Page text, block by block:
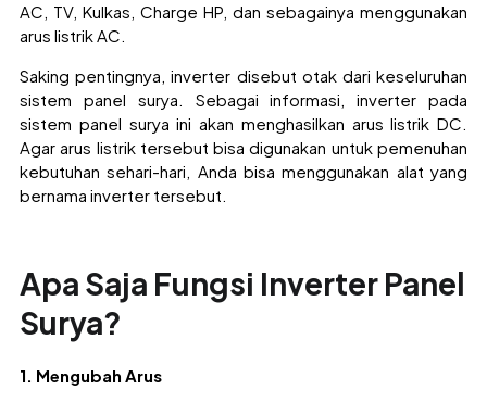
AC, TV, Kulkas, Charge HP, dan sebagainya menggunakan
arus listrik AC.
Saking pentingnya, inverter disebut otak dari keseluruhan
sistem panel surya. Sebagai informasi, inverter pada
sistem panel surya ini akan menghasilkan arus listrik DC.
Agar arus listrik tersebut bisa digunakan untuk pemenuhan
kebutuhan sehari-hari, Anda bisa menggunakan alat yang
bernama inverter tersebut.
Apa Saja Fungsi Inverter Panel
Surya?
1. Mengubah Arus